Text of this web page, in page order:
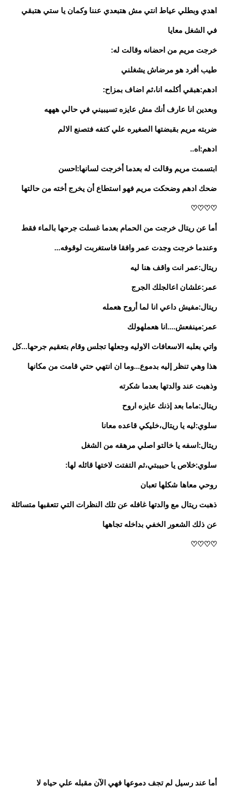
اهدي وبطلي عياط انتي مش هتبعدي عننا وكمان يا ستي هتبقي
في الشغل معايا
خرجت مريم من احضانه وقالت له:
طيب أفرد هو مرضاش يشغلني
ادهم:هبقي أكلمه انا،ثم اضاف بمزاح:
وبعدين انا عارف أنك مش عايزه تسيبيني في حالي هههه
ضربته مريم بقبضتها الصغيره علي كتفه فتصنع الالم
ادهم:اه..
ابتسمت مريم وقالت له بعدما أخرجت لسانها:احسن
ضحك ادهم وضحكت مريم فهو استطاع أن يخرج أخته من حالتها
♡♡♡♡
أما عن ريتال خرجت من الحمام بعدما غسلت جرحها بالماء فقط
وعندما خرجت وجدت عمر وافقا فاستغربت لوقوفه...
ريتال:عمر انت واقف هنا ليه
عمر:علشان اعالجلك الجرج
ريتال:مفيش داعي انا لما أروح هعمله
عمر:مينفعش....انا هعملهولك
واتي بعلبه الاسعافات الاوليه وجعلها تجلس وقام بتعقيم جرحها...كل
هذا وهي تنظر إليه بدموع...وما ان انتهي حتي قامت من مكانها
وذهبت عند والدتها بعدما شكرته
ريتال:ماما بعد إذنك عايزه اروح
سلوي:ليه يا ريتال،خليكي قاعده معانا
ريتال:اسفه يا خالتو اصلي مرهقه من الشغل
سلوي:خلاص يا حبيبتي،ثم التفتت لاختها قائله لها:
روحي معاها شكلها تعبان
ذهبت ريتال مع والدتها غافله عن تلك النظرات التي تتعقبها متسائلة
عن ذلك الشعور الخفي بداخله تجاهها
♡♡♡♡
أما عند رسيل لم تجف دموعها فهي الآن مقبله علي حياه لا